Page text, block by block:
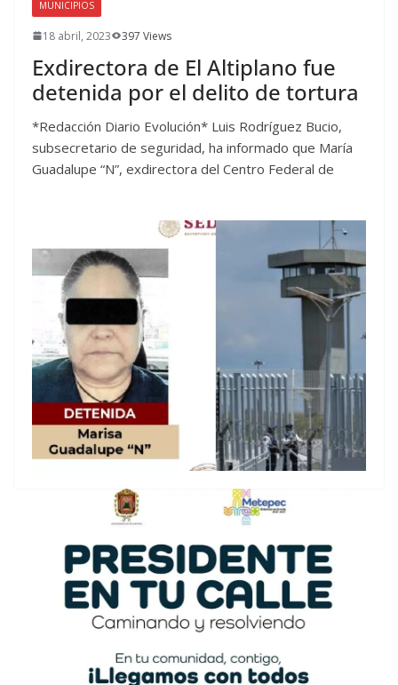
MUNICIPIOS
18 abril, 2023 397 Views
Exdirectora de El Altiplano fue
detenida por el delito de tortura
*Redacción Diario Evolución* Luis Rodríguez Bucio,
subsecretario de seguridad, ha informado que María
Guadalupe “N”, exdirectora del Centro Federal de